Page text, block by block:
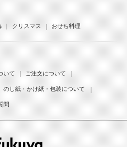
クリスマス おせち料理
いて ご注文について
のし紙・かけ紙・包装について
問